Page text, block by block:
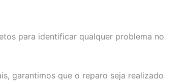
para identificar qualquer problema no
garantimos que o reparo seja realizado